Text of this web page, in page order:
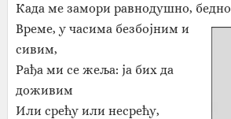
Када ме замори равнодушно, бедно
Време, у часима безбојним и
сивим,
Рађа ми се жеља: ја бих да
доживим
Или срећу или несрећу,